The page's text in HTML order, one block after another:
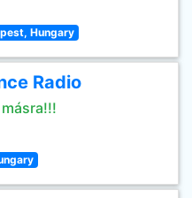
Hungary
Radio